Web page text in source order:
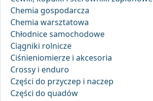
Chemia gospodarcza
Chemia warsztatowa
Chłodnice samochodowe
Ciągniki rolnicze
Ciśnieniomierze i akcesoria
Crossy i enduro
Części do przyczep i naczep
Części do quadów